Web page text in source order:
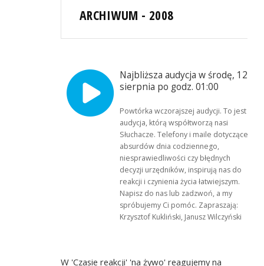
ARCHIWUM - 2008
Najbliższa audycja w środę, 12
sierpnia po godz. 01:00
Powtórka wczorajszej audycji. To jest
audycja, którą współtworzą nasi
Słuchacze. Telefony i maile dotyczące
absurdów dnia codziennego,
niesprawiedliwości czy błędnych
decyzji urzędników, inspirują nas do
reakcji i czynienia życia łatwiejszym.
Napisz do nas lub zadzwoń, a my
spróbujemy Ci pomóc. Zapraszają:
Krzysztof Kukliński, Janusz Wilczyński
W 'Czasie reakcji' 'na żywo' reagujemy na